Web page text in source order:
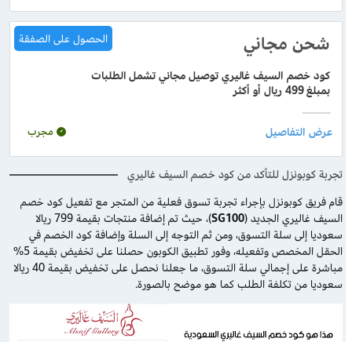
شحن مجاني
كود خصم السيف غاليري توصيل مجاني تشمل الطلبات
بمبلغ 499 ريال أو أكثر
الحصول على الصفقة
مجرب
تجربة كوبونزل للتأكد من كود خصم السيف غاليري
قام فريق كوبونزل بإجراء تجربة تسوق فعلية من المتجر مع تفعيل كود خصم
السيف غاليري الجديد (SG100
)، حيث تم إضافة منتجات بقيمة 799 ريالا
سعوديا إلى سلة التسوق، ومن ثم التوجه إلى السلة وإضافة كود الخصم في
الحقل المخصص وتفعيله، وفور تطبيق الكوبون حصلنا على تخفيض بقيمة 5%
مباشرة على إجمالي سلة التسوق، ما جعلنا نحصل على تخفيض بقيمة 40 ريالا
سعوديا من تكلفة الطلب كما هو موضح بالصورة.